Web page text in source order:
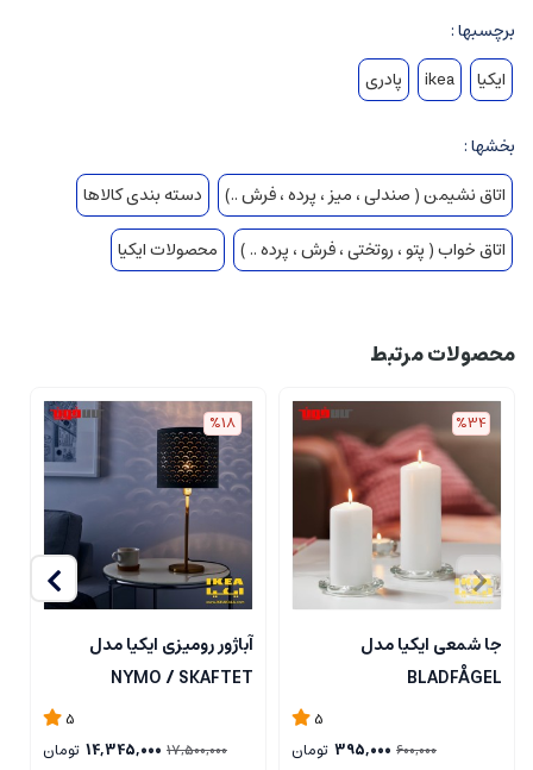
برچسبها :
ایکیا
ikea پادری
بخشها :
اتاق نشیمن ( صندلی ، میز ، پرده ، فرش ..)
دسته بندی کالاها
اتاق خواب ( پتو ، روتختی ، فرش ، پرده .. )
محصولات ایکیا
محصولات مرتبط
%34
جا شمعی ایکیا مدل
BLADFÅGEL
5
600,000
395,000 تومان
%18
آباژور رومیزی ایکیا مدل
NYMO / SKAFTET
5
17,500,000
14,345,000 تومان